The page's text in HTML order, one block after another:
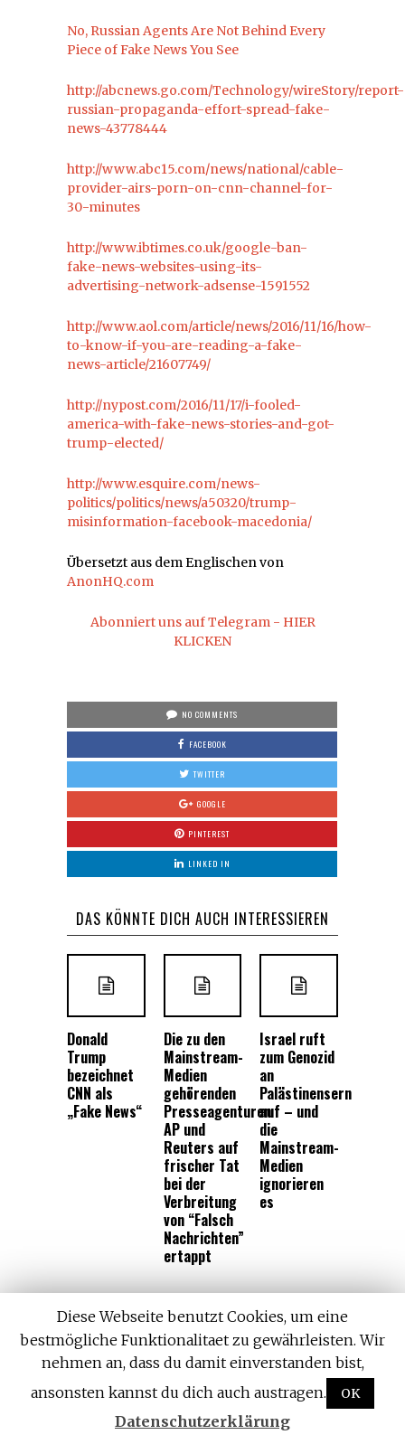
No, Russian Agents Are Not Behind Every
Piece of Fake News You See
http://abcnews.go.com/Technology/wireStory/report-
russian-propaganda-effort-spread-fake-
news-43778444
http://www.abc15.com/news/national/cable-
provider-airs-porn-on-cnn-channel-for-
30-minutes
http://www.ibtimes.co.uk/google-ban-
fake-news-websites-using-its-
advertising-network-adsense-1591552
http://www.aol.com/article/news/2016/11/16/how-
to-know-if-you-are-reading-a-fake-
news-article/21607749/
http://nypost.com/2016/11/17/i-fooled-
america-with-fake-news-stories-and-got-
trump-elected/
http://www.esquire.com/news-
politics/politics/news/a50320/trump-
misinformation-facebook-macedonia/
Übersetzt aus dem Englischen von
AnonHQ.com
Abonniert uns auf Telegram - HIER
KLICKEN
NO COMMENTS
FACEBOOK
TWITTER
GOOGLE
PINTEREST
LINKED IN
DAS KÖNNTE DICH AUCH INTERESSIEREN
Donald
Trump
bezeichnet
CNN als
„Fake News“
Die zu den
Mainstream-
Medien
gehörenden
Presseagenturen
AP und
Reuters auf
frischer Tat
bei der
Verbreitung
von “Falsch
Nachrichten”
ertappt
Israel ruft
zum Genozid
an
Palästinensern
auf – und
die
Mainstream-
Medien
ignorieren
es
Israel ruft zum Genozid an
Palästinensern auf – und die
Mainstream-Medien
Diese Webseite benutzt Cookies, um eine
bestmögliche Funktionalitaet zu gewährleisten. Wir
nehmen an, dass du damit einverstanden bist,
ansonsten kannst du dich auch austragen.
OK
Datenschutzerklärung